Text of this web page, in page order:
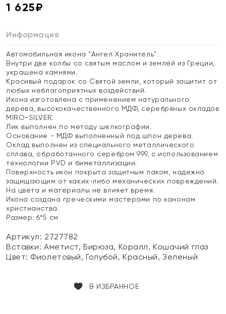
1 625₽
Информация
Автомобильная икона "Ангел Хранитель".
Внутри две колбы со святым маслом и землёй из Греции,
украшена камнями.
Красивый подарок со Святой земли, который защитит от
любых неблагоприятных воздействий.
Икона изготовлена с применением натурального
дерева, высококачественного МДФ, серебряных окладов
MIRO-SILVER.
Лик выполнен по методу шелкографии.
Основание - МДФ выполненный под шпон дерева.
Оклад выполнен из специального металлического
сплава, обработанного серебром 999, с использованием
технологии PVD и биметаллизации.
Поверхность икон покрыта защитным лаком, надежно
защищающим от каких-либо механических повреждений.
На цвета и материалы не влияет время.
Икона создана греческими мастерами по канонам
христианства.
Размер: 6*5 см
Артикул: 2727782
Вставки:Аметист, Бирюза, Коралл, Кошачий глаз
Цвет: Фиолетовый, Голубой, Красный, Зеленый
В ИЗБРАННОЕ